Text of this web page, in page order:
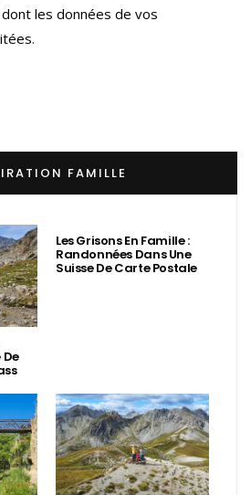
les données de vos
.
FAMILLE
Les Grisons En Famille :
Randonnées Dans Une
Suisse De Carte Postale